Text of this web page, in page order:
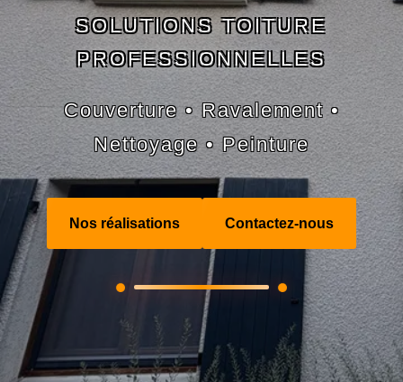
SOLUTIONS TOITURE
PROFESSIONNELLES
Couverture • Ravalement •
Nettoyage • Peinture
Nos réalisations Contactez-nous